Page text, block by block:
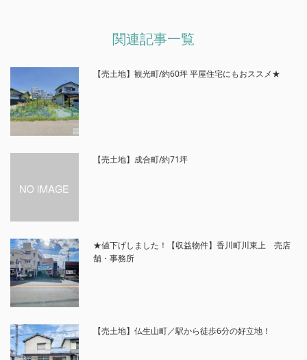
関連記事一覧
【売土地】観光町/約60坪 平屋住宅にもおススメ★
【売土地】成合町/約71坪
★値下げしました！【収益物件】香川町川東上 売店
舗・事務所
【売土地】仏生山町／駅から徒歩6分の好立地！